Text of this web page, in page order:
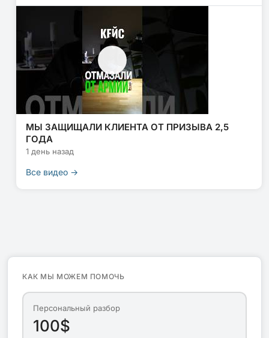
МЫ ЗАЩИЩАЛИ КЛИЕНТА ОТ ПРИЗЫВА 2,5
ГОДА
1 день назад
Все видео →
КАК МЫ МОЖЕМ ПОМОЧЬ
Персональный разбор
100$